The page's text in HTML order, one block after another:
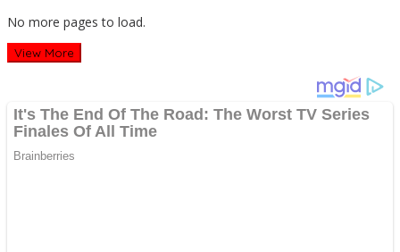
No more pages to load.
View More